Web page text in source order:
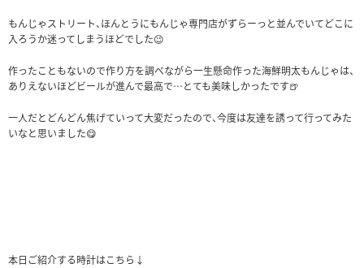
もんじゃストリート、ほんとうにもんじゃ専門店がずらーっと並んでいてどこに
入ろうか迷ってしまうほどでした😉
作ったこともないので作り方を調べながら一生懸命作った海鮮明太もんじゃは、
ありえないほどビールが進んで最高で…とても美味しかったです🍺
一人だとどんどん焦げていって大変だったので、今度は友達を誘って行ってみた
いなと思いました😋
本日ご紹介する時計はこちら↓